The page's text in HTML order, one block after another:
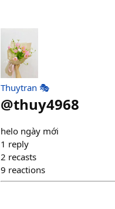
Thuytran 🎭
@thuy4968
helo ngày mới
1 reply
2 recasts
9 reactions